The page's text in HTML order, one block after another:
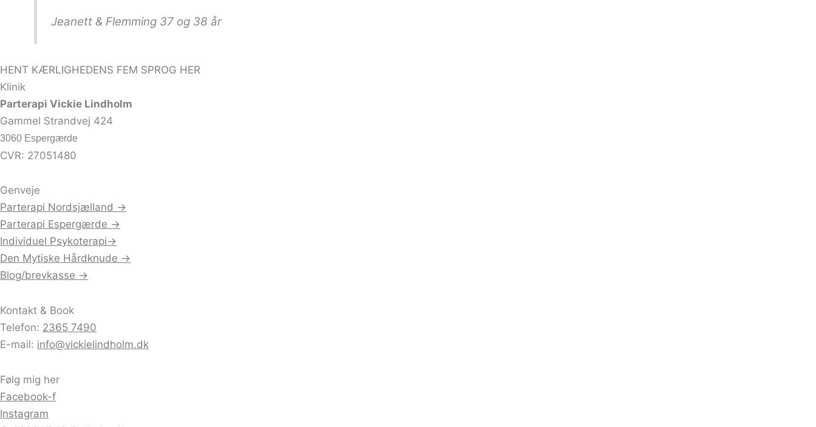
Jeanett & Flemming 37 og 38 år
HENT KÆRLIGHEDENS FEM SPROG HER
Klinik
Parterapi Vickie Lindholm
Gammel Strandvej 424
3060 Espergærde
CVR: 27051480
Genveje
Parterapi Nordsjælland →
Parterapi Espergærde →
Individuel Psykoterapi→
Den Mytiske Hårdknude →
Blog/brevkasse →
Kontakt & Book
Telefon: 2365 7490
E-mail: info@vickielindholm.dk
Følg mig her
Facebook-f
Instagram